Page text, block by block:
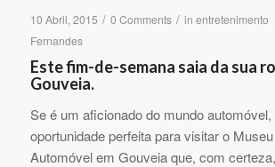
10 Abril, 2015 / 0 Comments / in entretenimento
Fernandes
Este fim-de-semana saia da sua
Gouveia.
Se é um aficionado do mundo
oportunidade perfeita para visitar o
Automóvel em Gouveia que, com